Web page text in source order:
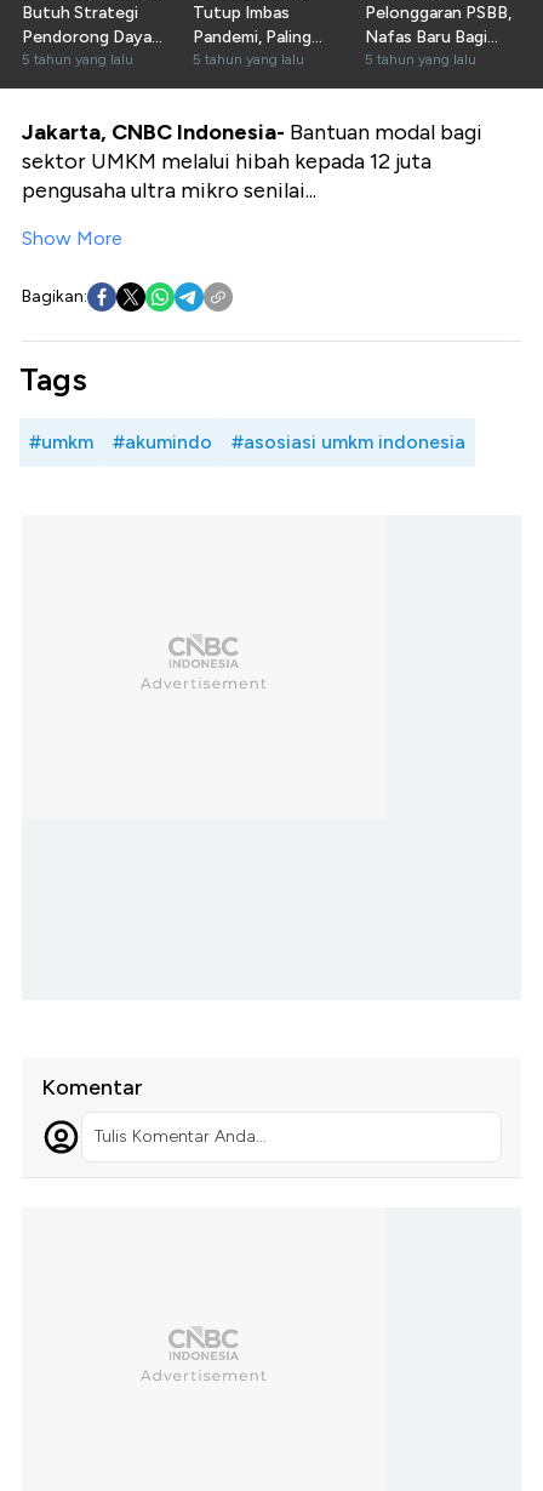
Butuh Strategi
Pendorong Daya
Saing
5 tahun yang lalu
Tutup Imbas
Pandemi, Paling
Parah Sektor
Wisata
5 tahun yang lalu
Pelonggaran PSBB,
Nafas Baru Bagi
Kebangkitan UMKM
5 tahun yang lalu
Jakarta, CNBC Indonesia- Bantuan modal bagi
sektor UMKM melalui hibah kepada 12 juta
pengusaha ultra mikro senilai...
Show More
Bagikan:
Tags
#umkm #akumindo #asosiasi umkm indonesia
Komentar
Tulis Komentar Anda...